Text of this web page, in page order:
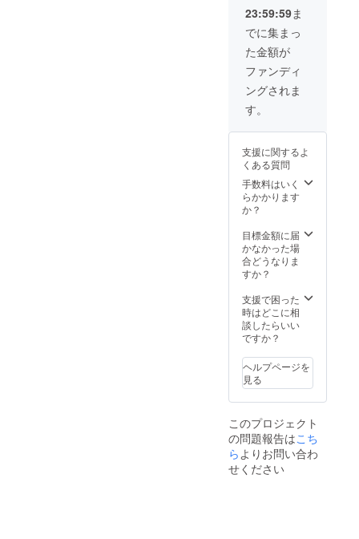
23:59:59ま
でに集まっ
た金額が
ファンディ
ングされま
す。
支援に関するよ
くある質問
手数料はいく
らかかります
か？
目標金額に届
かなかった場
合どうなりま
すか？
支援で困った
時はどこに相
談したらいい
ですか？
ヘルプページを
見る
このプロジェクト
の問題報告はこち
らよりお問い合わ
せください